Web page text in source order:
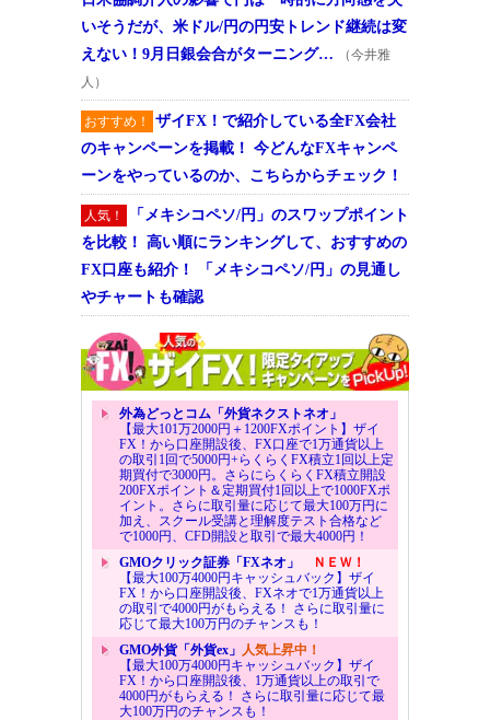
いそうだが、米ドル/円の円安トレンド継続は変
えない！9月日銀会合がターニング…
（今井雅
人）
おすすめ！
ザイFX！で紹介している全FX会社
のキャンペーンを掲載！ 今どんなFXキャンペ
ーンをやっているのか、こちらからチェック！
人気！
「メキシコペソ/円」のスワップポイント
を比較！ 高い順にランキングして、おすすめの
FX口座も紹介！ 「メキシコペソ/円」の見通し
やチャートも確認
外為どっとコム「外貨ネクストネオ」
【最大101万2000円＋1200FXポイント】ザイ
FX！から口座開設後、FX口座で1万通貨以上
の取引1回で5000円+らくらくFX積立1回以上定
期買付で3000円。さらにらくらくFX積立開設
200FXポイント＆定期買付1回以上で1000FXポ
イント。さらに取引量に応じて最大100万円に
加え、スクール受講と理解度テスト合格など
で1000円、CFD開設と取引で最大4000円！
GMOクリック証券「FXネオ」
ＮＥＷ！
【最大100万4000円キャッシュバック】ザイ
FX！から口座開設後、FXネオで1万通貨以上
の取引で4000円がもらえる！ さらに取引量に
応じて最大100万円のチャンスも！
GMO外貨「外貨ex」 人気上昇中！
【最大100万4000円キャッシュバック】ザイ
FX！から口座開設後、1万通貨以上の取引で
4000円がもらえる！ さらに取引量に応じて最
大100万円のチャンスも！